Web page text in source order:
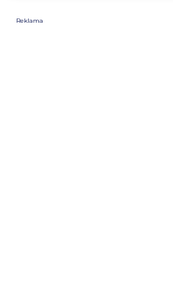
Reklama